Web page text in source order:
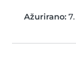
Ažurirano: